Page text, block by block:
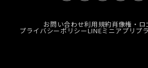
お問い合わせ利用規約肖像権・ロ
プライバシーポリシーLINEミニアプリプ